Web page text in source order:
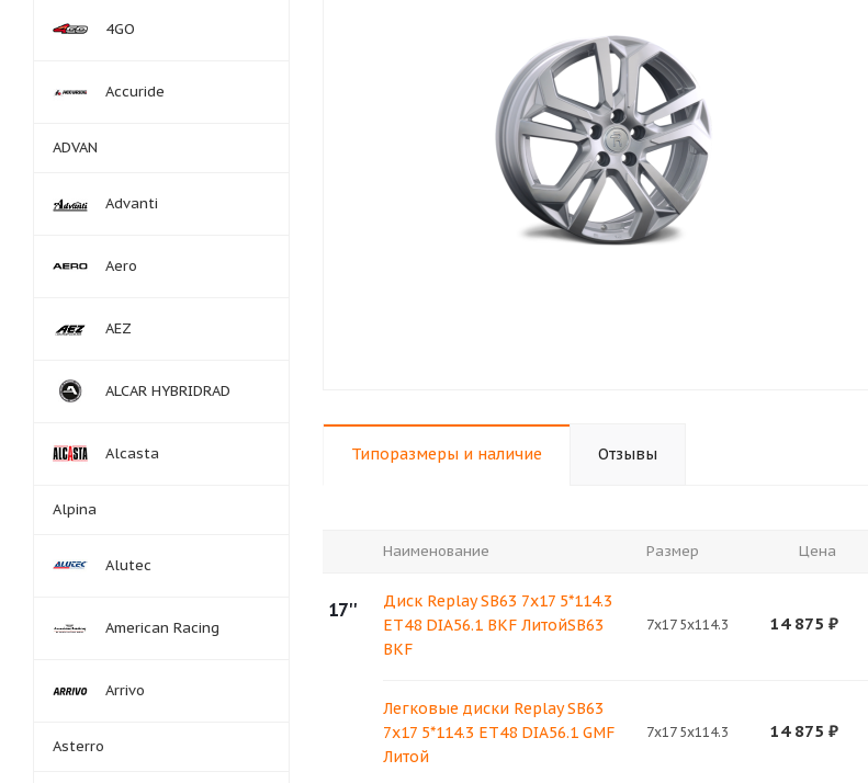
Типоразмеры и наличие Отзывы
Наименование Размер Цена
17''
Диск Replay SB63 7x17 5*114.3
ET48 DIA56.1 BKF ЛитойSB63
BKF
7x17 5x114.3 14 875 ₽
Легковые диски Replay SB63
7x17 5*114.3 ET48 DIA56.1 GMF
Литой
7x17 5x114.3 14 875 ₽
4GO
Accuride
ADVAN
Advanti
Aero
AEZ
ALCAR HYBRIDRAD
Alcasta
Alpina
Alutec
American Racing
Arrivo
Asterro